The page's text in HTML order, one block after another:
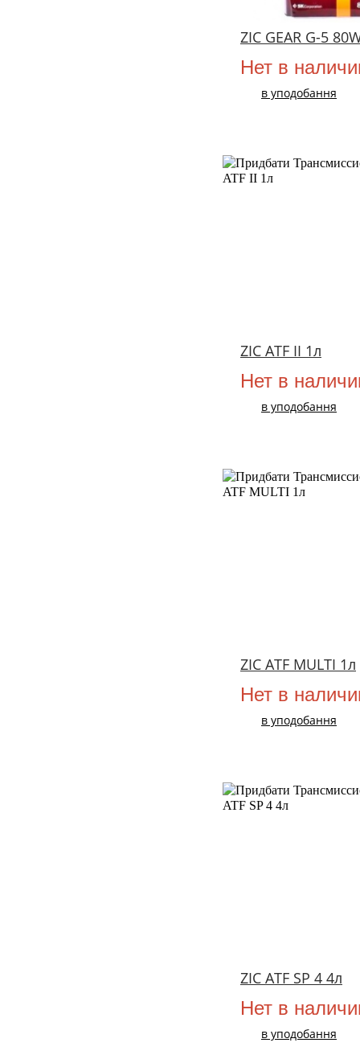
ZIC GEAR G-5
Нет в
в уподобання
ZIC ATF II 1л
Нет в
в уподобання
ZIC ATF MULTI 1л
Нет в
в уподобання
ZIC ATF SP 4 4л
Нет в
в уподобання